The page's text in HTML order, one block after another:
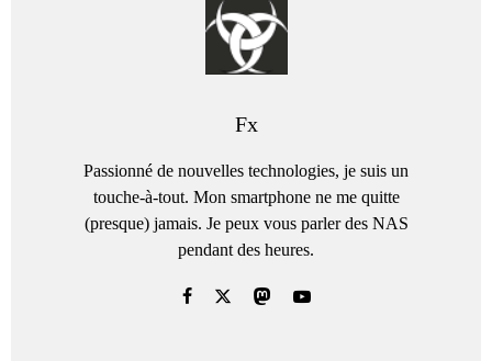
Fx
Passionné de nouvelles technologies, je suis un
touche-à-tout. Mon smartphone ne me quitte
(presque) jamais. Je peux vous parler des NAS
pendant des heures.